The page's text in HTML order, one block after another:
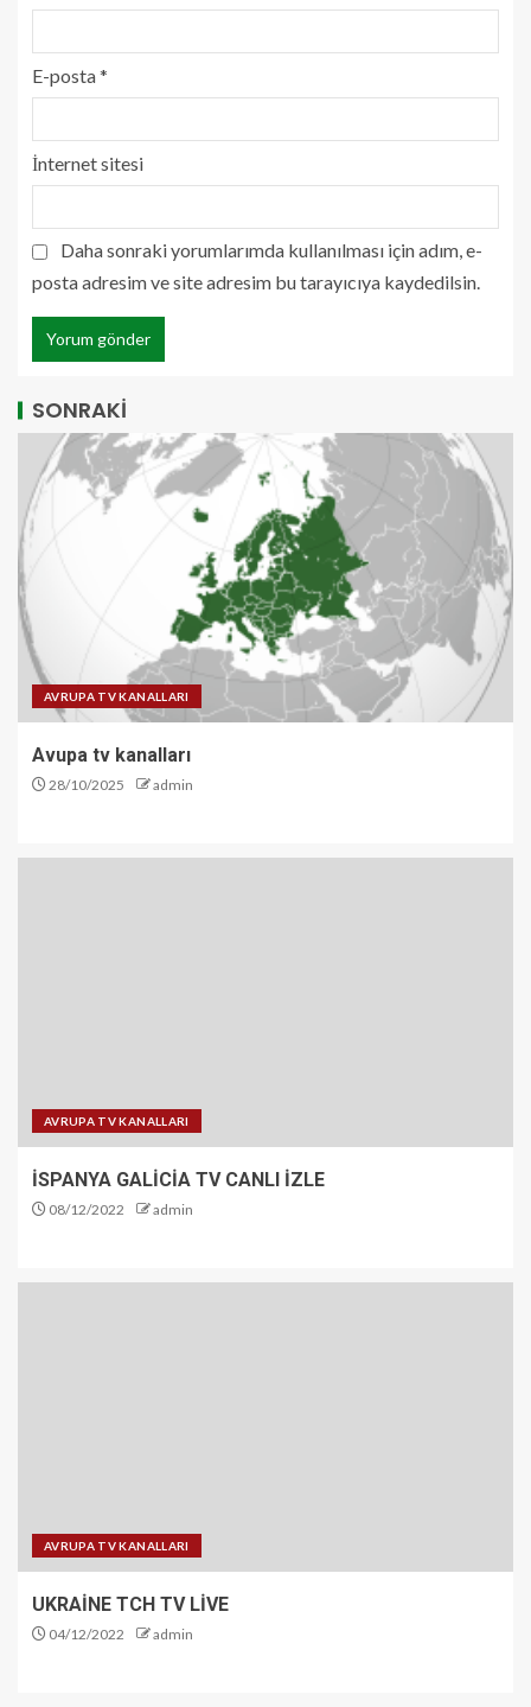
E-posta*
İnternet sitesi
Daha sonraki yorumlarımda kullanılması için adım, e-
posta adresim ve site adresim bu tarayıcıya kaydedilsin.
SONRAKİ
AVRUPA TV KANALLARI
Avupa tv kanalları
28/10/2025 admin
AVRUPA TV KANALLARI
İSPANYA GALİCİA TV CANLI İZLE
08/12/2022 admin
AVRUPA TV KANALLARI
UKRAİNE TCH TV LİVE
04/12/2022 admin